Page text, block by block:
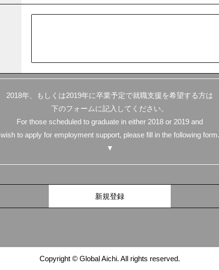
2018年、もしくは2019年に卒業予定で就職支援を希望する方は
下のフォームに記入してください。
For those scheduled to graduate in either 2018 or 2019 and
wish to apply for employment support, please fill in the following form.
▼
Copyright © Global Aichi. All rights reserved.